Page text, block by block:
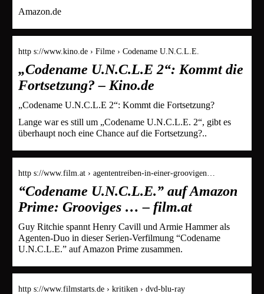
Amazon.de
http s://www.kino.de › Filme › Codename U.N.C.L.E.
„Codename U.N.C.L.E 2“: Kommt die
Fortsetzung? – Kino.de
„Codename U.N.C.L.E 2“: Kommt die Fortsetzung?
Lange war es still um „Codename U.N.C.L.E. 2“, gibt es
überhaupt noch eine Chance auf die Fortsetzung?..
http s://www.film.at › agententreiben-in-einer-groovigen…
“Codename U.N.C.L.E.” auf Amazon
Prime: Grooviges … – film.at
Guy Ritchie spannt Henry Cavill und Armie Hammer als
Agenten-Duo in dieser Serien-Verfilmung “Codename
U.N.C.L.E.” auf Amazon Prime zusammen.
http s://www.filmstarts.de › kritiken › dvd-blu-ray